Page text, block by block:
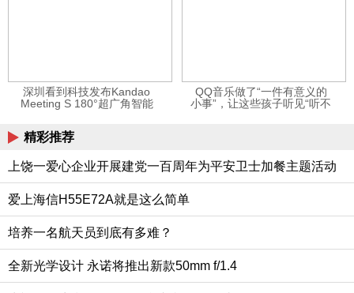
深圳看到科技发布Kandao
Meeting S 180°超广角智能
QQ音乐做了“一件有意义的
小事”，让这些孩子听见“听不
精彩推荐
上饶一爱心企业开展建党一百周年为平安卫士加餐主题活动
爱上海信H55E72A就是这么简单
培养一名航天员到底有多难？
全新光学设计 永诺将推出新款50mm f/1.4